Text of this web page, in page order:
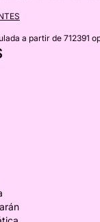
a partir de 712391